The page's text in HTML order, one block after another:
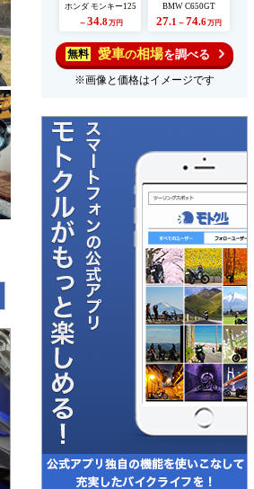
ホンダ モンキー125
～ 34.8万円
BMW C650GT
27.1 ～ 74.6万円
無料 愛車の相場を調べる
※画像と価格はイメージです